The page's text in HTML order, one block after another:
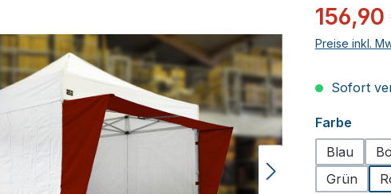
Preise inkl.
Sofort
Farbe
Blau
Grün